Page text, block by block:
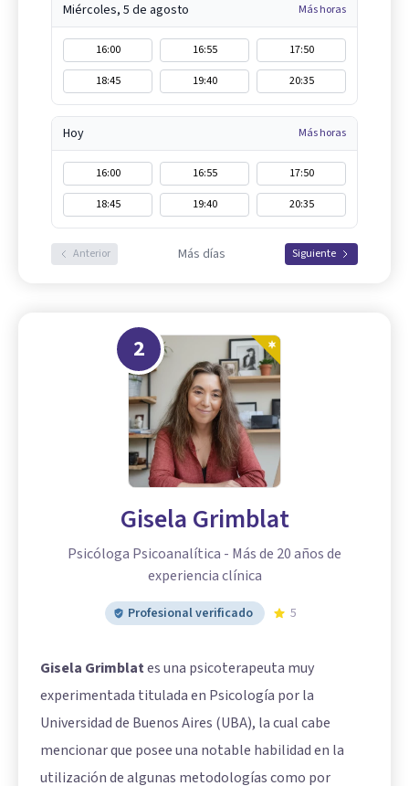
Miércoles, 5 de agosto Más horas
16:00 16:55
17:50
18:45
19:40 20:35
Hoy Más horas
16:00 16:55
17:50
18:45
19:40 20:35
Anterior Más días Siguiente
2
Gisela Grimblat
Psicóloga Psicoanalítica - Más de 20 años de
experiencia clínica
Profesional verificado 5
Gisela Grimblates una psicoterapeuta muy
experimentada titulada en Psicología por la
Universidad de Buenos Aires (UBA), la cual cabe
mencionar que posee una notable habilidad en la
utilización de algunas metodologías como por